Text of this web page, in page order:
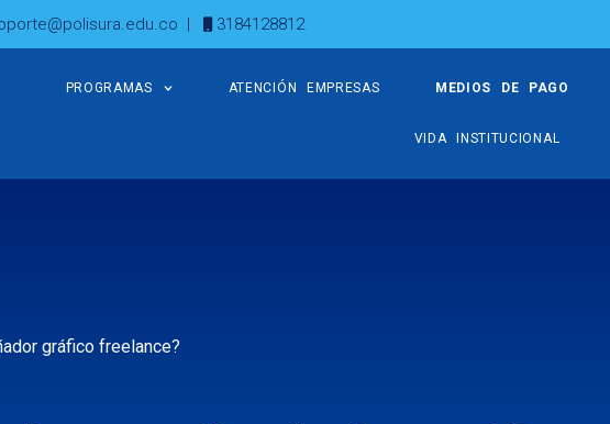
| 3184128812
PROGRAMAS ATENCIÓN EMPRESAS MEDIOS DE PAGO
VIDA INSTITUCIONAL
gráfico freelance?